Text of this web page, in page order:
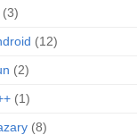
(3)
(12)
(2)
(1)
(8)